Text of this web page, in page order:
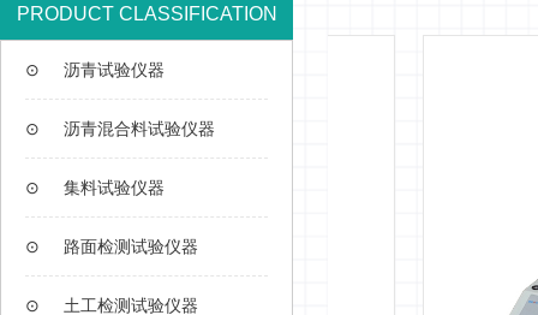
PRODUCT CLASSIFICATION
⊙ 沥青试验仪器
⊙ 沥青混合料试验仪器
⊙ 集料试验仪器
⊙ 路面检测试验仪器
⊙ 土工检测试验仪器